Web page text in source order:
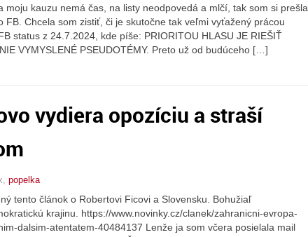
moju kauzu nemá čas, na listy neodpovedá a mlčí, tak som si prešla
FB. Chcela som zistiť, či je skutočne tak veľmi vyťažený prácou
status z 24.7.2024, kde píše: PRIORITOU HLASU JE RIEŠIŤ
VYMYSLENÉ PSEUDOTÉMY. Preto už od budúceho […]
vydiera opozíciu a straší
popelka
tento článok o Robertovi Ficovi a Slovensku. Bohužiaľ
krajinu. https://www.novinky.cz/clanek/zahranicni-evropa-
dalsim-atentatem-40484137 Lenže ja som včera posielala mail